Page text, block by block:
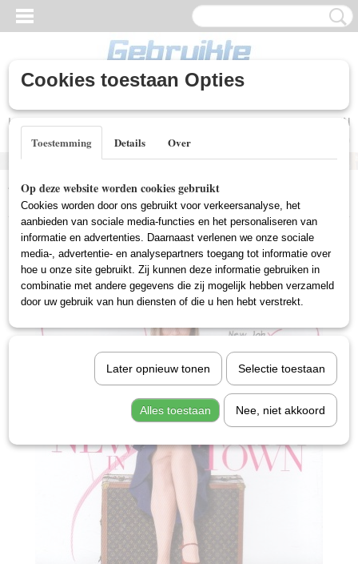
Inloggen
UW WINKELWAGEN
Home >Gebruikte DVD's>Romantische DVD Gebruikt
Town (Gebruikt)
Cookies toestaan Opties
Toestemming Details Over
Op deze website worden cookies gebruikt
Cookies worden door ons gebruikt voor verkeersanalyse, het
aanbieden van sociale media-functies en het personaliseren van
informatie en advertenties. Daarnaast verlenen we onze sociale
media-, advertentie- en analysepartners toegang tot informatie over
hoe u onze site gebruikt. Zij kunnen deze informatie gebruiken in
combinatie met andere gegevens die zij mogelijk hebben verzameld
door uw gebruik van hun diensten of die u hen hebt verstrekt.
Later opnieuw tonen Selectie toestaan
Alles toestaan Nee, niet akkoord